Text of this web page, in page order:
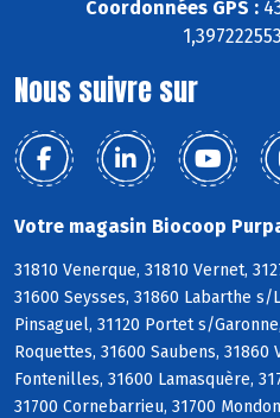
Coordonnées GPS :
Nous suivre sur
Votre magasin Biocoop
31810 Venerque, 31810 Vernet,
31600 Seysses, 31860 Labarthe s/
Pinsaguel, 31120 Portet s/
Roquettes, 31600 Saubens, 31860
Fontenilles, 31600 Lamasquère,
31700 Cornebarrieu, 31700